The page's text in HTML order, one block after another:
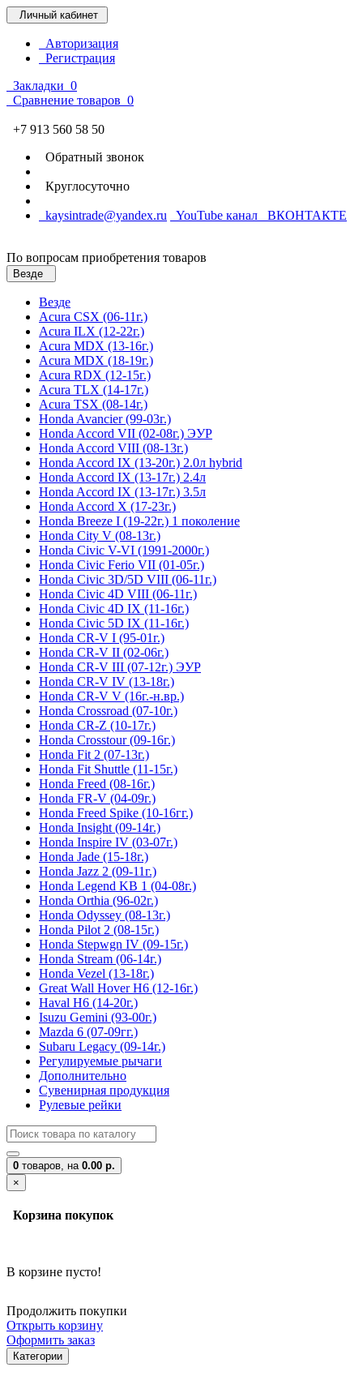
Личный кабинет
Авторизация
Регистрация
Закладки 0
Сравнение товаров 0
+7 913 560 58 50
Обратный звонок
Круглосуточно
kaysintrade@yandex.ru YouTube канал ВКОНТАКТЕ
По вопросам приобретения товаров
Везде
Везде
Acura CSX (06-11г.)
Acura ILX (12-22г.)
Acura MDX (13-16г.)
Acura MDX (18-19г.)
Acura RDX (12-15г.)
Acura TLX (14-17г.)
Acura TSX (08-14г.)
Honda Avancier (99-03г.)
Honda Accord VII (02-08г.) ЭУР
Honda Accord VIII (08-13г.)
Honda Accord IX (13-20г.) 2.0л hybrid
Honda Accord IX (13-17г.) 2.4л
Honda Accord IX (13-17г.) 3.5л
Honda Accord X (17-23г.)
Honda Breeze I (19-22г.) 1 поколение
Honda City V (08-13г.)
Honda Civic V-VI (1991-2000г.)
Honda Civic Ferio VII (01-05г.)
Honda Civic 3D/5D VIII (06-11г.)
Honda Civic 4D VIII (06-11г.)
Honda Civic 4D IX (11-16г.)
Honda Civic 5D IX (11-16г.)
Honda CR-V I (95-01г.)
Honda CR-V II (02-06г.)
Honda CR-V III (07-12г.) ЭУР
Honda CR-V IV (13-18г.)
Honda CR-V V (16г.-н.вр.)
Honda Crossroad (07-10г.)
Honda CR-Z (10-17г.)
Honda Crosstour (09-16г.)
Honda Fit 2 (07-13г.)
Honda Fit Shuttle (11-15г.)
Honda Freed (08-16г.)
Honda FR-V (04-09г.)
Honda Freed Spike (10-16гг.)
Honda Insight (09-14г.)
Honda Inspire IV (03-07г.)
Honda Jade (15-18г.)
Honda Jazz 2 (09-11г.)
Honda Legend KB 1 (04-08г.)
Honda Orthia (96-02г.)
Honda Odyssey (08-13г.)
Honda Pilot 2 (08-15г.)
Honda Stepwgn IV (09-15г.)
Honda Stream (06-14г.)
Honda Vezel (13-18г.)
Great Wall Hover H6 (12-16г.)
Haval H6 (14-20г.)
Isuzu Gemini (93-00г.)
Mazda 6 (07-09гг.)
Subaru Legacy (09-14г.)
Регулируемые рычаги
Дополнительно
Сувенирная продукция
Рулевые рейки
0 товаров, на 0.00 р.
×
Корзина покупок
В корзине пусто!
Продолжить покупки
Открыть корзину
Оформить заказ
Категории